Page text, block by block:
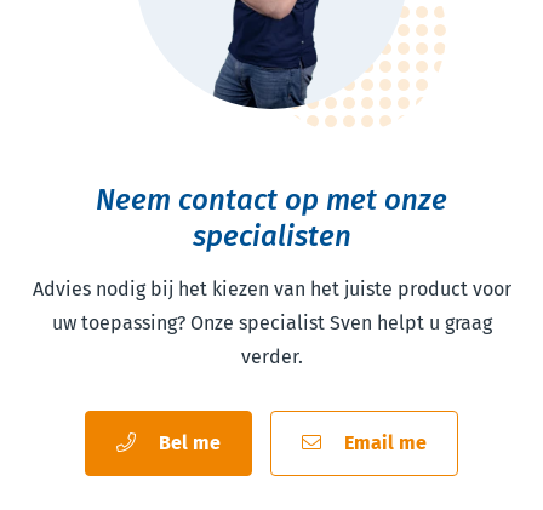
Neem contact op met onze
specialisten
Advies nodig bij het kiezen van het juiste product voor
uw toepassing? Onze specialist Sven helpt u graag
verder.
Bel me Email me